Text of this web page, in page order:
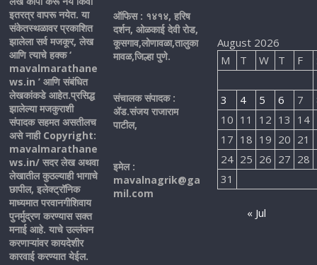
इतरत्र वापरू नयेत. या
संकेतस्थळावर प्रकाशित
झालेला सर्व मजकूर, लेख
आणि त्याचे हक्क ‘
mavalmarathane
ws.in ’ आणि संबंधित
लेखकांकडे आहेत.प्रसिद्ध
झालेल्या मजकुराशी
संपादक सहमत असतीलच
असे नाही Copyright:
mavalmarathane
ws.in/ सदर लेख अथवा
लेखातील कुठल्याही भागाचे
छापील, इलेक्ट्रॉनिक
माध्यमात परवानगीशिवाय
पुनर्मुद्रण करण्यास सक्त
मनाई आहे. याचे उल्लंघन
करणाऱ्यांवर कायदेशीर
कारवाई करण्यात येईल.
ऑफिस : १४१४, हरिष
दर्शन, ओळकाई देवी रोड,
कूसगाव,लोणावळा,तालुका
मावळ,जिल्हा पुणे.
संचालक संपादक :
ॲड.संजय राजाराम
पाटील,
इमेल :
mavalnagrik@ga
mil.com
August 2026
M
T W T F
3
4 5 6 7
10 11 12 13 14
17 18 19 20 21
24 25 26 27 28
31
« Jul